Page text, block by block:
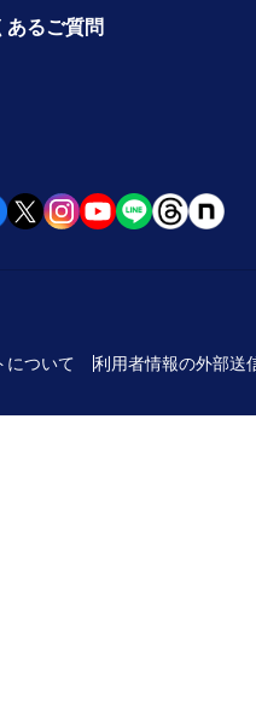
あるご質問
について 利用者情報の外部送